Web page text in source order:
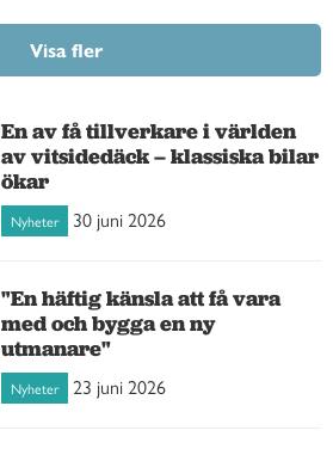
Visa fler
En av få tillverkare i världen
av vitsidedäck – klassiska bilar
ökar
Nyheter 30 juni 2026
"En häftig känsla att få vara
med och bygga en ny
utmanare"
Nyheter 23 juni 2026